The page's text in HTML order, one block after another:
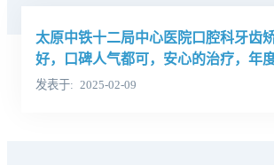
太原中铁十二局中心医院口腔科牙齿
好，口碑人气都可，安心的治疗，年
发表于 2025-02-09